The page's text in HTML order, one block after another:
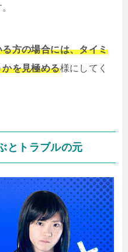
方の場合には、タイミ
を見極める様にしてく
とトラブルの元